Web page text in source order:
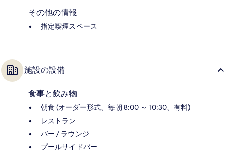
その他の情報
指定喫煙スペース
施設の設備
食事と飲み物
朝食 (オーダー形式、毎朝 8:00 ～ 10:30、有料)
レストラン
バー / ラウンジ
プールサイドバー